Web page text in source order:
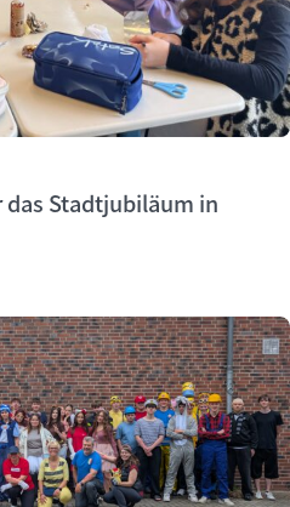
Stadtjubiläum in